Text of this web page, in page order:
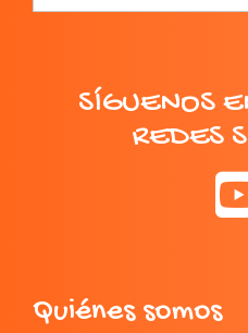
SÍGUENOS
REDES
Quiénes somos